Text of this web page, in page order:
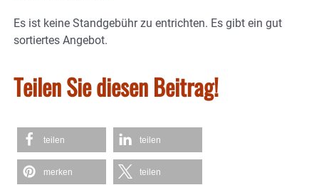
Es ist keine Standgebühr zu entrichten. Es gibt ein gut
sortiertes Angebot.
Teilen Sie diesen Beitrag!
teilen teilen
merken teilen